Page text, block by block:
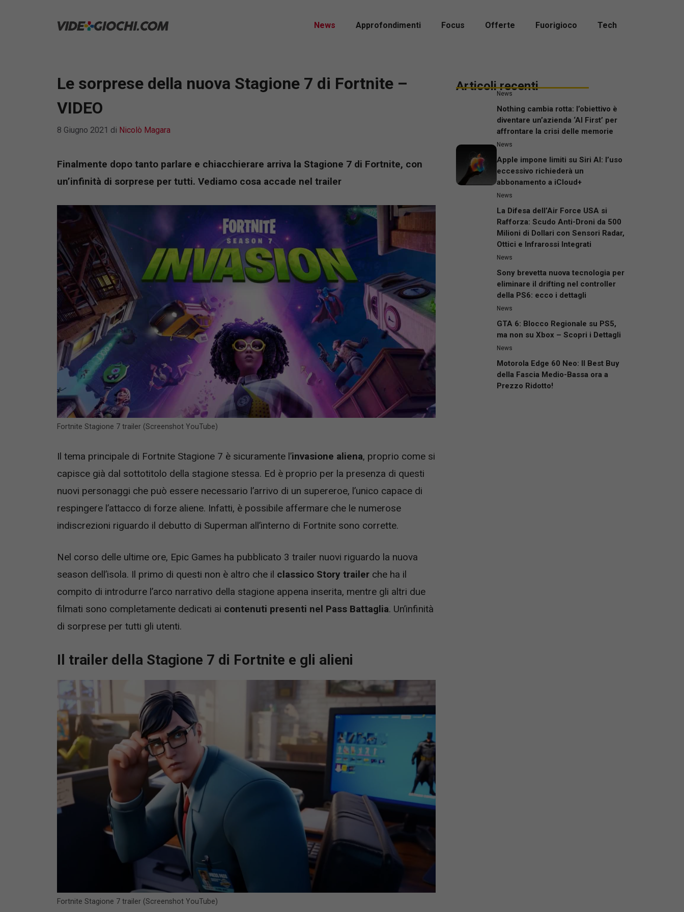
News Approfondimenti Focus Offerte Fuorigioco Tech
Le sorprese della nuova Stagione 7 di Fortnite –
VIDEO
8 Giugno 2021 di Nicolò Magara
Finalmente dopo tanto parlare e chiacchierare arriva la Stagione 7 di Fortnite, con
un’infinità di sorprese per tutti. Vediamo cosa accade nel trailer
Fortnite Stagione 7 trailer (Screenshot YouTube)
Il tema principale di Fortnite Stagione 7 è sicuramente l’invasione aliena, proprio come si
capisce già dal sottotitolo della stagione stessa. Ed è proprio per la presenza di questi
nuovi personaggi che può essere necessario l’arrivo di un supereroe, l’unico capace di
respingere l’attacco di forze aliene. Infatti, è possibile affermare che le numerose
indiscrezioni riguardo il debutto di Superman all’interno di Fortnite sono corrette.
Nel corso delle ultime ore, Epic Games ha pubblicato 3 trailer nuovi riguardo la nuova
season dell’isola. Il primo di questi non è altro che il classico Story trailer che ha il
compito di introdurre l’arco narrativo della stagione appena inserita, mentre gli altri due
filmati sono completamente dedicati ai contenuti presenti nel Pass Battaglia. Un’infinità
di sorprese per tutti gli utenti.
Il trailer della Stagione 7 di Fortnite e gli alieni
Fortnite Stagione 7 trailer (Screenshot YouTube)
Articoli recenti
News
Nothing cambia rotta: l’obiettivo è
diventare un’azienda ‘AI First’ per
affrontare la crisi delle memorie
News
Apple impone limiti su Siri AI: l’uso
eccessivo richiederà un
abbonamento a iCloud+
News
La Difesa dell’Air Force USA si
Rafforza: Scudo Anti-Droni da 500
Milioni di Dollari con Sensori Radar,
Ottici e Infrarossi Integrati
News
Sony brevetta nuova tecnologia per
eliminare il drifting nel controller
della PS6: ecco i dettagli
News
GTA 6: Blocco Regionale su PS5,
ma non su Xbox – Scopri i Dettagli
News
Motorola Edge 60 Neo: Il Best Buy
della Fascia Medio-Bassa ora a
Prezzo Ridotto!